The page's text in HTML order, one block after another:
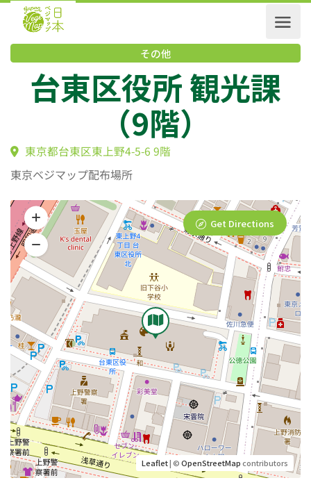
その他
台東区役所 観光課
（9階）
東京ベジマップ配布場所
Leaflet| ©OpenStreetMapcontributors
Get Directions